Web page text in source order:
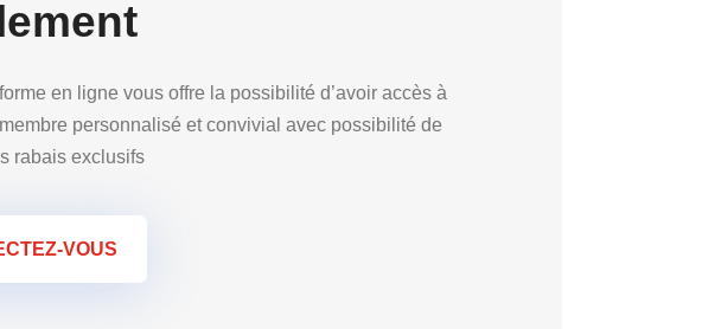
en ligne vous offre la possibilité d’avoir accès à
personnalisé et convivial avec possibilité de
rabais exclusifs
VOUS